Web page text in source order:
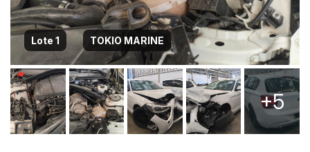
Lote 1 TOKIO MARINE
+5